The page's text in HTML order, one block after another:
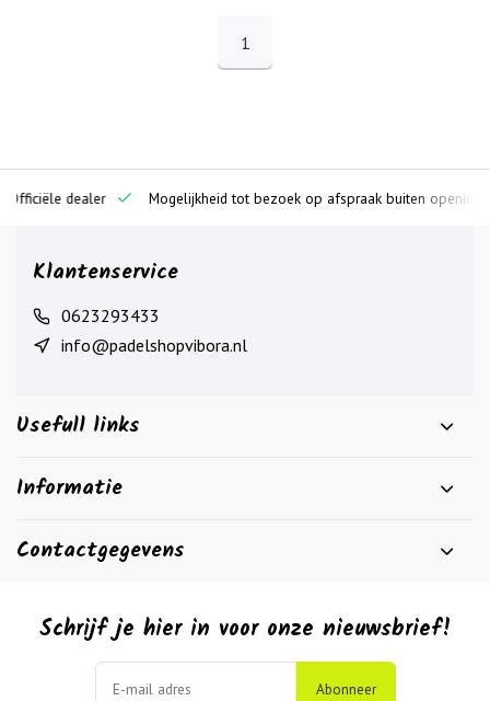
1
dealer Mogelijkheid tot bezoek op afspraak buiten openingstijden
Klantenservice
0623293433
info@padelshopvibora.nl
Usefull links
Informatie
Contactgegevens
Schrijf je hier in voor onze nieuwsbrief!
Abonneer